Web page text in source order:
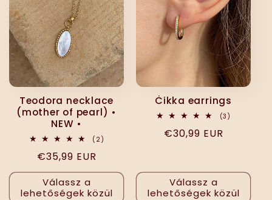
Teodora necklace
(mother of pearl) •
NEW •
(2)
Normál
ár
€35,99 EUR
Válassz a
lehetőségek közül
Ċikka earrings
(3)
Normál
€30,99 EUR
Válassz a
lehetőségek közül